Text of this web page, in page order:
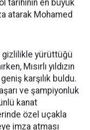
tarihinin en büyük
atarak Mohamed
gizlilikle yürüttüğü
Mısırlı yıldızın
karşılık buldu.
ve şampiyonluk
kanat
özel uçakla
imza atması